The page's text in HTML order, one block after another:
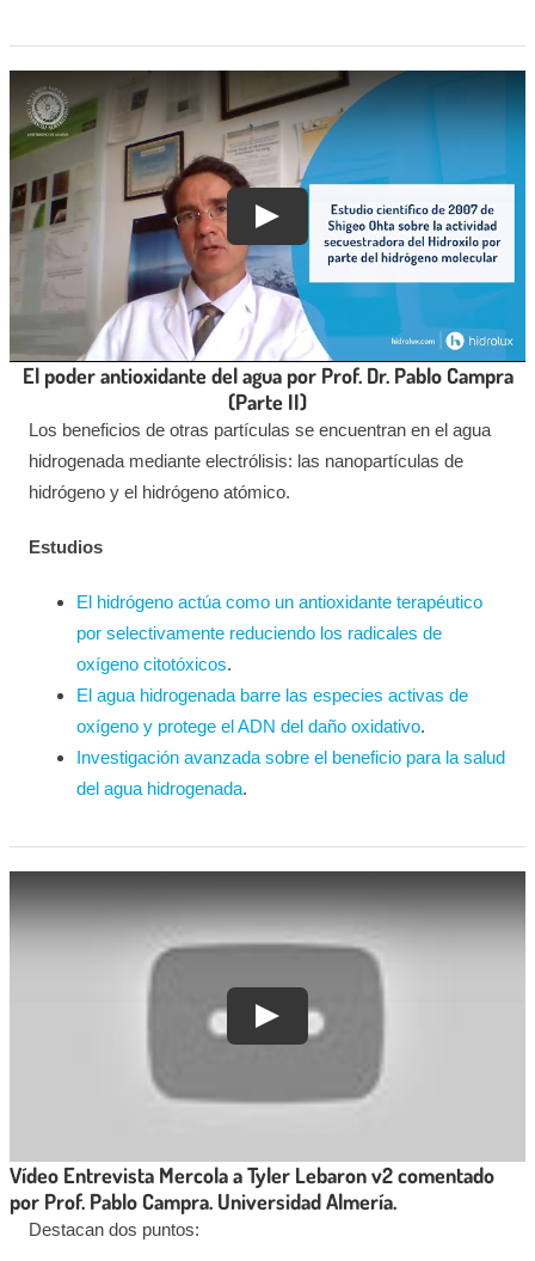
El poder antioxidante del agua por Prof. Dr. Pablo Campra
(Parte II)
Los beneficios de otras partículas se encuentran en el agua
hidrogenada mediante electrólisis: las nanopartículas de
hidrógeno y el hidrógeno atómico.
Estudios
El hidrógeno actúa como un antioxidante terapéutico
por selectivamente reduciendo los radicales de
oxígeno citotóxicos.
El agua hidrogenada barre las especies activas de
oxígeno y protege el ADN del daño oxidativo.
Investigación avanzada sobre el beneficio para la salud
del agua hidrogenada.
Vídeo Entrevista Mercola a Tyler Lebaron v2 comentado
por Prof. Pablo Campra. Universidad Almería.
Destacan dos puntos: